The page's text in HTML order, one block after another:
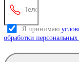
Я принимаю
обработки